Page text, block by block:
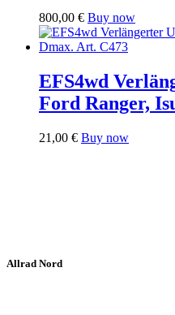
800,00 € Buy now
EFS4wd
Ford Ranger,
21,00 € Buy now
Allrad Nord